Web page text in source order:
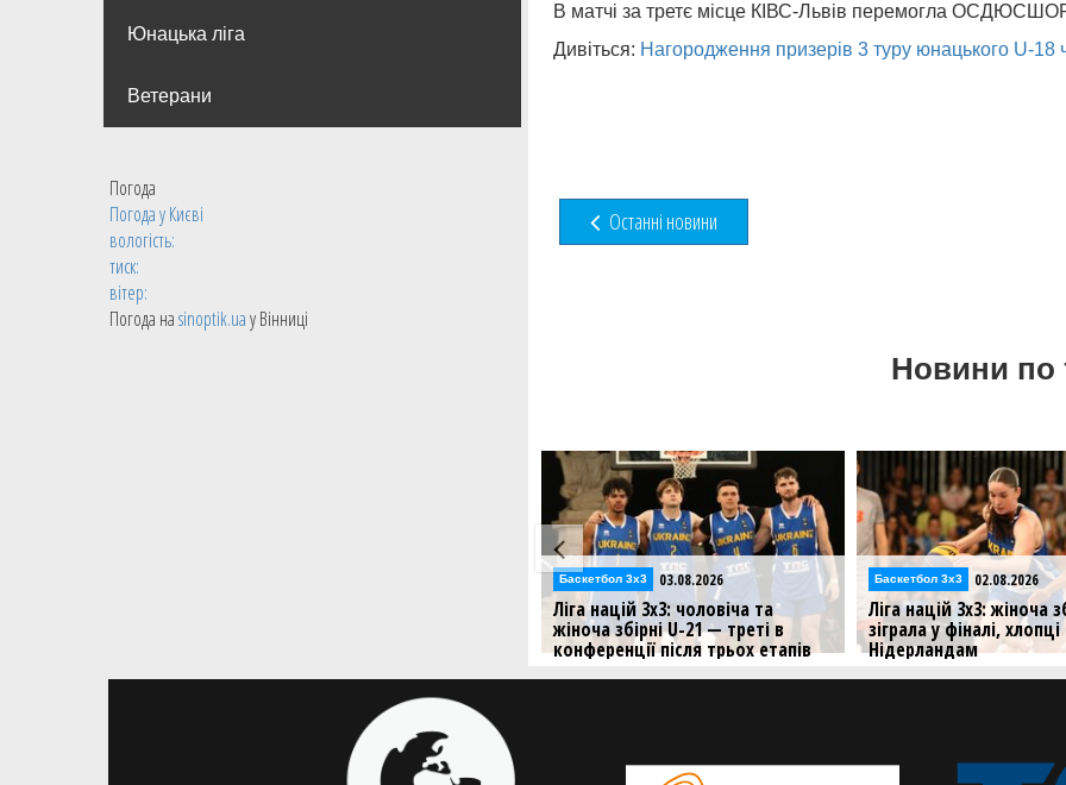
Юнацька ліга
Ветерани
Погода
Погода уКиєві
вологість:
тиск:
вітер:
Погода наsinoptik.uaу Вінниці
В матчі за третє місце КІВС-Львів перемогла
Дивіться: Нагородження призерів 3 туру юнацького U-18
Останні новини
Новини по
Розпочалась реєстрація команд на
четвертий етап чемпіонату України
Баскетбол 3х3 03.08.2026
Ліга націй 3х3: чоловіча та
жіноча збірні U-21 — треті в
конференції після трьох етапів
Збірні України провели три стопи
Баскетбол 3х3 02.08.2026
Ліга націй 3х3: жіноча
зіграла у фіналі,
Нідерландам
Результати матчів